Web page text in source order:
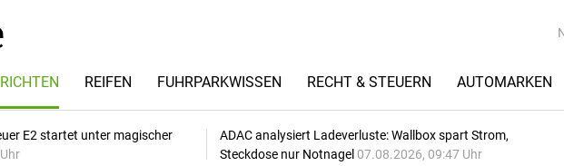
REIFEN FUHRPARKWISSEN RECHT & STEUERN AUTOMARKEN
E2 startet unter magischer
ADAC analysiert Ladeverluste: Wallbox spart Strom,
Steckdose nur Notnagel 07.08.2026, 09:47 Uhr